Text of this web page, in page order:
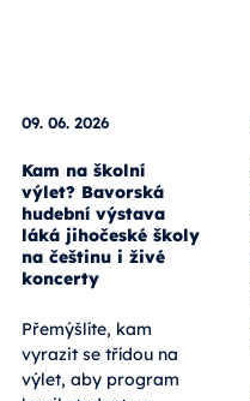
09. 06. 2026
Kam na školní
výlet? Bavorská
hudební výstava
láká jihočeské školy
na češtinu i živé
koncerty
Přemýšlíte, kam
vyrazit se třídou na
výlet, aby program